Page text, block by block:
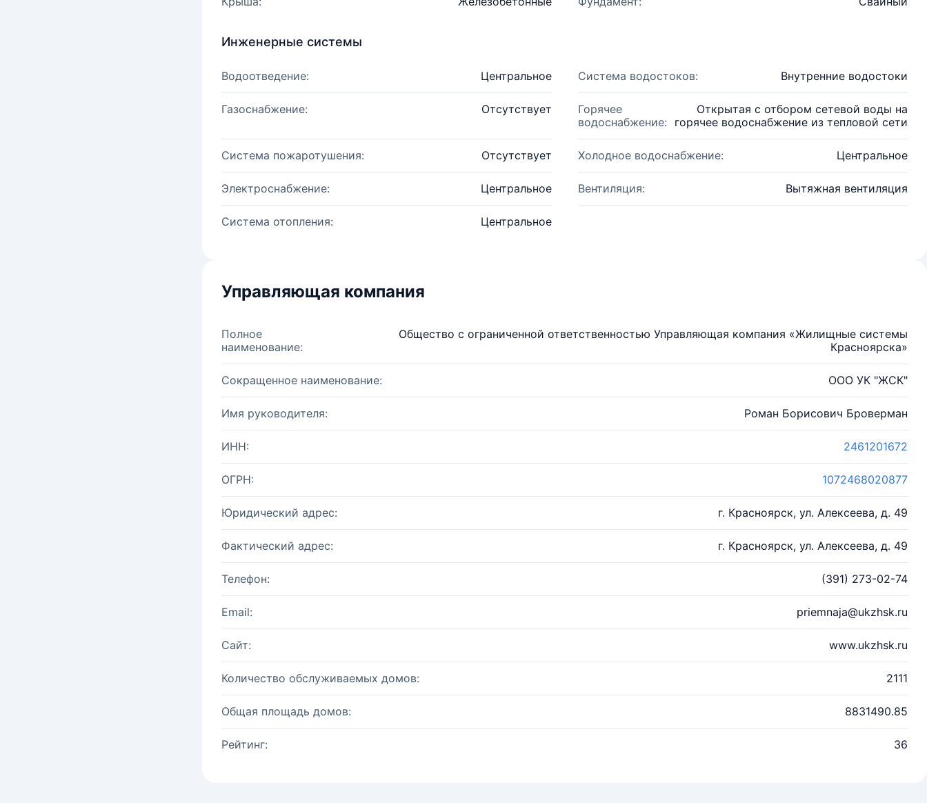
Инженерные системы
Водоотведение: Центральное Система водостоков: Внутренние водостоки
Газоснабжение: Отсутствует
Горячее
водоснабжение:
Открытая с отбором сетевой воды на
горячее водоснабжение из тепловой сети
Система пожаротушения: Отсутствует Холодное водоснабжение: Центральное
Электроснабжение: Центральное Вентиляция: Вытяжная вентиляция
Система отопления: Центральное
Управляющая компания
Полное
наименование:
Общество с ограниченной ответственностью Управляющая компания «Жилищные системы
Красноярска»
Сокращенное наименование: ООО УК "ЖСК"
Имя руководителя: Роман Борисович Броверман
ИНН: 2461201672
ОГРН: 1072468020877
Юридический адрес: г. Красноярск, ул. Алексеева, д. 49
Фактический адрес: г. Красноярск, ул. Алексеева, д. 49
Телефон: (391) 273-02-74
Email: priemnaja@ukzhsk.ru
Сайт: www.ukzhsk.ru
Количество обслуживаемых домов: 2111
Общая площадь домов: 8831490.85
Рейтинг: 36